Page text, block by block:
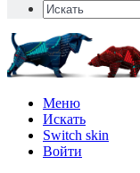
Меню
Искать
Switch skin
Войти